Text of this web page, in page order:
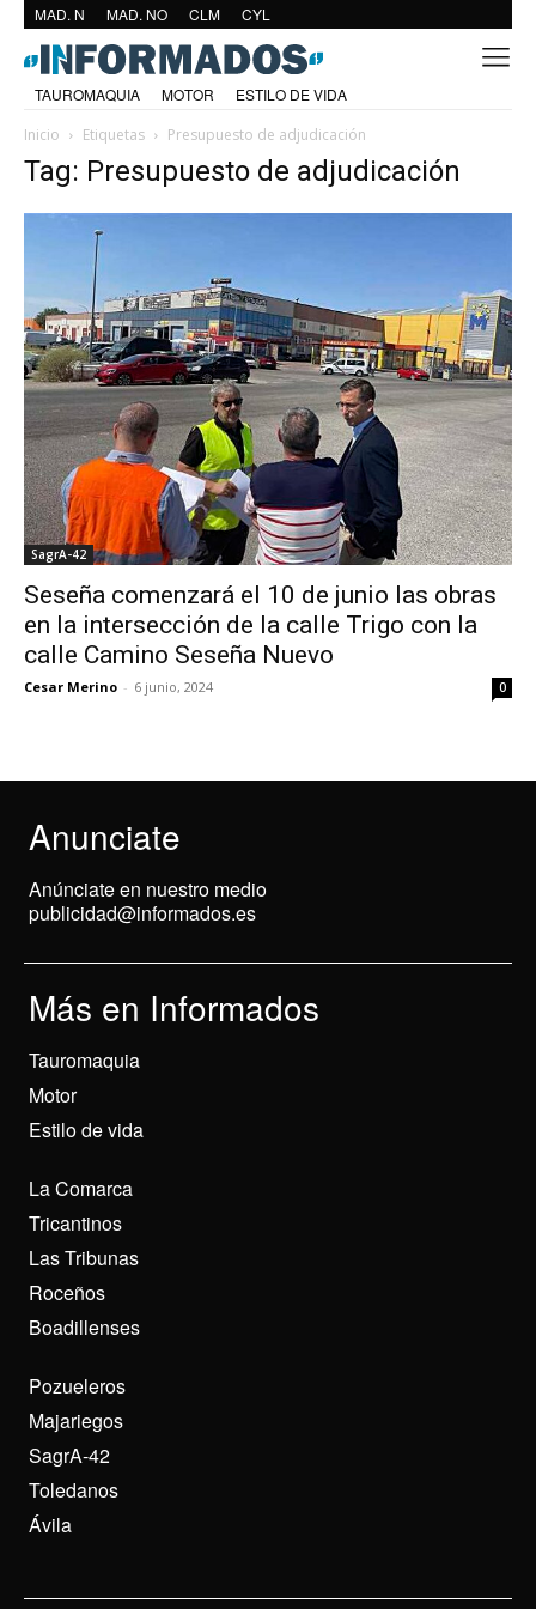
MAD. N MAD. NO CLM CYL
TAUROMAQUIA MOTOR
ESTILO DE VIDA
Inicio
Etiquetas Presupuesto de adjudicación
Tag: Presupuesto de adjudicación
SagrA-42
Seseña comenzará el 10 de junio las obras
en la intersección de la calle Trigo con la
calle Camino Seseña Nuevo
Cesar Merino - 6 junio, 2024 0
Anunciate
Anúnciate en nuestro medio
publicidad@informados.es
Más en Informados
Tauromaquia
Motor
Estilo de vida
La Comarca
Tricantinos
Las Tribunas
Roceños
Boadillenses
Pozueleros
Majariegos
SagrA-42
Toledanos
Ávila